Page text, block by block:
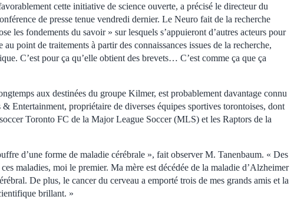
cette initiative de science ouverte, a précisé le directeur du
de presse tenue vendredi dernier. Le Neuro fait de la recherche
les fondements du savoir » sur lesquels s’appuieront d’autres acteurs pour
point de traitements à partir des connaissances issues de la recherche,
C’est pour ça qu’elle obtient des brevets… C’est comme ça que ça
aux destinées du groupe Kilmer, est probablement davantage connu
Entertainment, propriétaire de diverses équipes sportives torontoises, dont
Toronto FC de la Major League Soccer (MLS) et les Raptors de la
d’une forme de maladie cérébrale », fait observer M. Tanenbaum. « Des
maladies, moi le premier. Ma mère est décédée de la maladie d’Alzheimer
De plus, le cancer du cerveau a emporté trois de mes grands amis et la
brillant. »